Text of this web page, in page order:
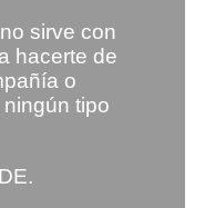
sirve con
hacerte de
o
tipo